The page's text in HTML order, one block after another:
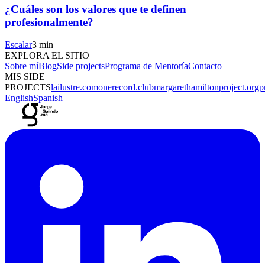
¿Cuáles son los valores que te definen
profesionalmente?
Escalar3 min
EXPLORA EL SITIO
Sobre míBlogSide projectsPrograma de MentoríaContacto
MIS SIDE
PROJECTSlailustre.comonerecord.clubmargarethamiltonproject.org
EnglishSpanish